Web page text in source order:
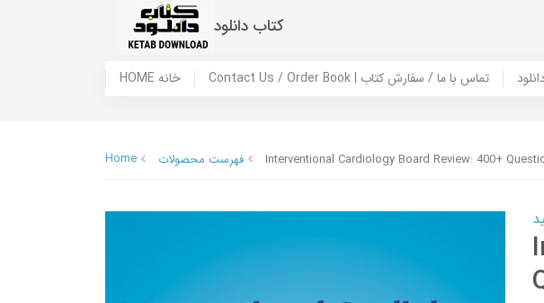
کتاب دانلود
HOME خانه Contact Us / Order Book | تماس با ما / سفارش کتاب
Home فهرست محصولات Interventional Cardiology Board Review: 400+